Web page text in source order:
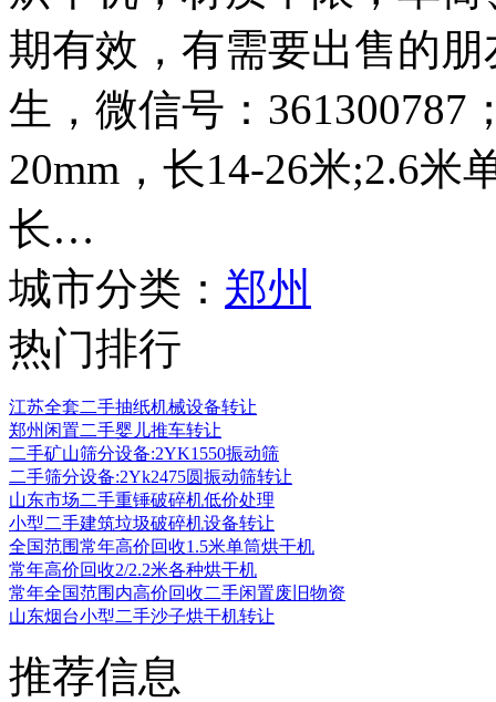
期有效，有需要出售的朋
生，微信号：361300787
20mm，长14-26米;2.6米
长…
城市分类： 郑州
热门排行
江苏全套二手抽纸机械设备转让
郑州闲置二手婴儿推车转让
二手矿山筛分设备:2YK1550振动筛
二手筛分设备:2Yk2475圆振动筛转让
山东市场二手重锤破碎机低价处理
小型二手建筑垃圾破碎机设备转让
全国范围常年高价回收1.5米单筒烘干机
常年高价回收2/2.2米各种烘干机
常年全国范围内高价回收二手闲置废旧物资
山东烟台小型二手沙子烘干机转让
推荐信息